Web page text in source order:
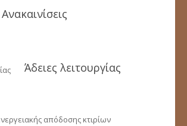
Ανακαινίσεις
Άδειες λειτουργίας